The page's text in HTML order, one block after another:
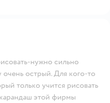
нужно сильно
очень острый. Для кого-то
только учится рисовать
этой фирмы